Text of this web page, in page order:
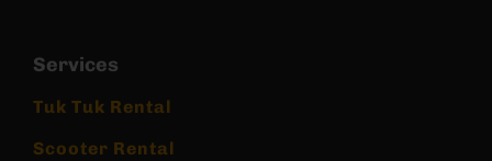
Services
Tuk Tuk Rental
Scooter Rental